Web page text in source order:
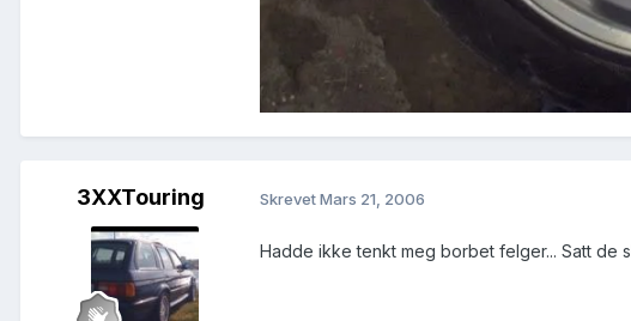
3XXTouring SkrevetMars 21, 2006
Hadde ikke tenkt meg borbet felger... Satt de